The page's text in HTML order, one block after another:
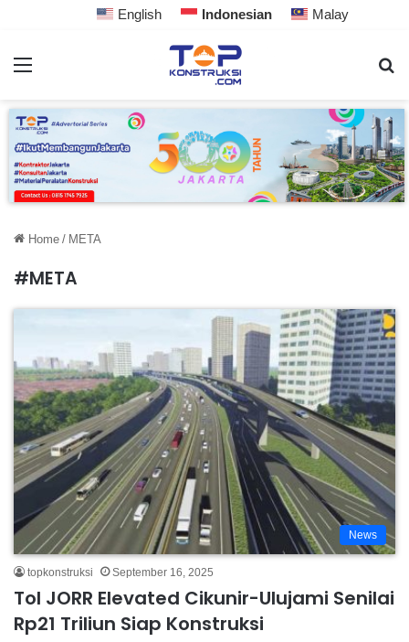
English Indonesian Malay
Home / META
#META
News
topkonstruksi September 16, 2025
Tol JORR Elevated Cikunir-Ulujami Senilai
Rp21 Triliun Siap Konstruksi